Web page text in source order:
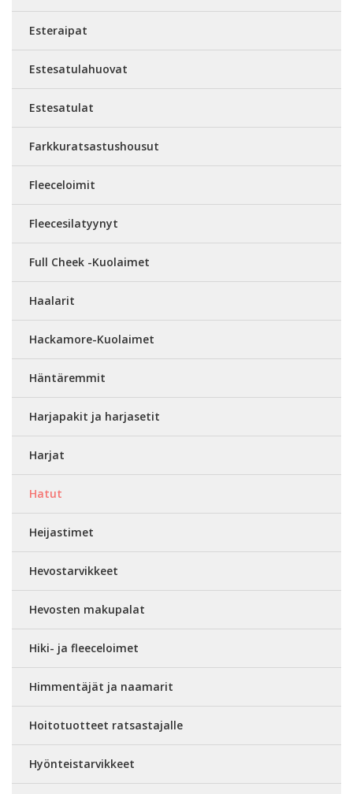
Esteraipat
Estesatulahuovat
Estesatulat
Farkkuratsastushousut
Fleeceloimit
Fleecesilatyynyt
Full Cheek -Kuolaimet
Haalarit
Hackamore-Kuolaimet
Häntäremmit
Harjapakit ja harjasetit
Harjat
Hatut
Heijastimet
Hevostarvikkeet
Hevosten makupalat
Hiki- ja fleeceloimet
Himmentäjät ja naamarit
Hoitotuotteet ratsastajalle
Hyönteistarvikkeet